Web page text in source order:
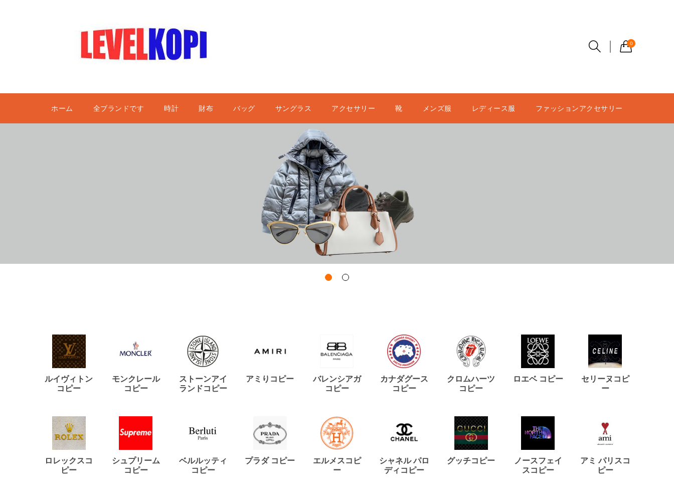
0
ホーム 全ブランドです 時計 財布 バッグ サングラス アクセサリー 靴 メンズ服 レディース服 ファッションアクセサリー
ルイヴィトン
コピー
モンクレール
コピー
ストーンアイ
ランドコピー
アミりコピー
バレンシアガ
コピー
カナダグース
コピー
クロムハーツ
コピー
ロエベ コピー
セリーヌコピ
ー
ロレックスコ
ピー
シュプリーム
コピー
ベルルッティ
コピー
プラダ コピー
エルメスコピ
ー
シャネル パロ
ディコピー
グッチコピー
ノースフェイ
スコピー
アミ パリスコ
ピー